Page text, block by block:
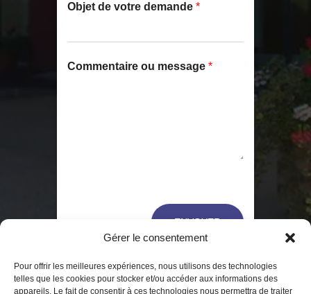
Gérer le consentement
Pour offrir les meilleures expériences, nous utilisons des technologies
telles que les cookies pour stocker et/ou accéder aux informations des
appareils. Le fait de consentir à ces technologies nous permettra de traiter
Objet de votre demande *
C
i
l
Commentaire ou message *
ENVOYER